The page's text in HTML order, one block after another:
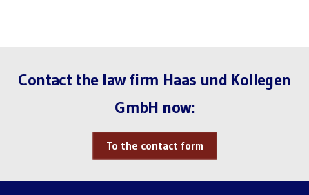
Contact the law firm Haas und Kollegen
GmbH now:
To the contact form